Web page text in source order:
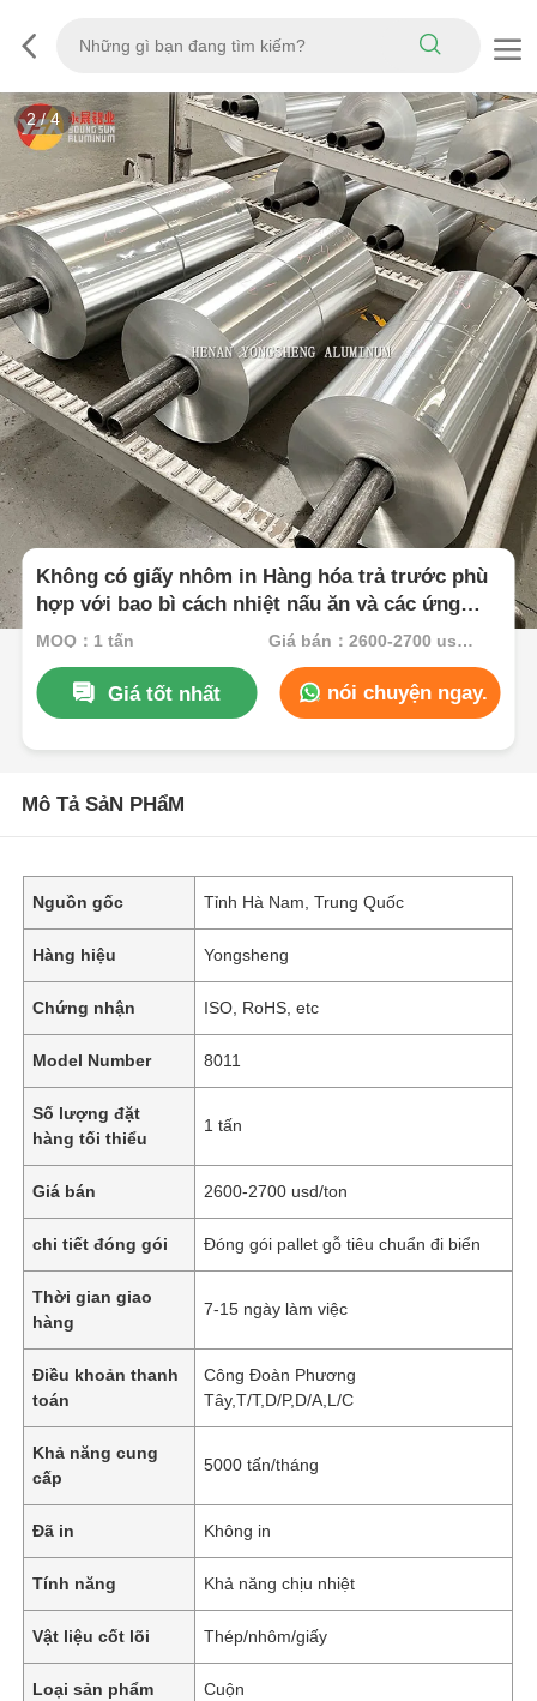
3/4
Không có giấy nhôm in Hàng hóa trả trước phù
hợp với bao bì cách nhiệt nấu ăn và các ứng
dụng công nghiệp đảm bảo rào cản vượt trội
MOQ：1 tấn Giá bán：2600-2700 usd/ton
Giá tốt nhất nói chuyện ngay.
Mô Tả SảN PHẩM
Nguồn gốc Tỉnh Hà Nam, Trung Quốc
Hàng hiệu Yongsheng
Chứng nhận ISO, RoHS, etc
Model Number 8011
Số lượng đặt
hàng tối thiểu
1 tấn
Giá bán 2600-2700 usd/ton
chi tiết đóng gói Đóng gói pallet gỗ tiêu chuẩn đi biển
Thời gian giao
hàng
7-15 ngày làm việc
Điều khoản thanh
toán
Công Đoàn Phương
Tây,T/T,D/P,D/A,L/C
Khả năng cung
cấp
5000 tấn/tháng
Đã in Không in
Tính năng Khả năng chịu nhiệt
Vật liệu cốt lõi Thép/nhôm/giấy
Loại sản phẩm Cuộn